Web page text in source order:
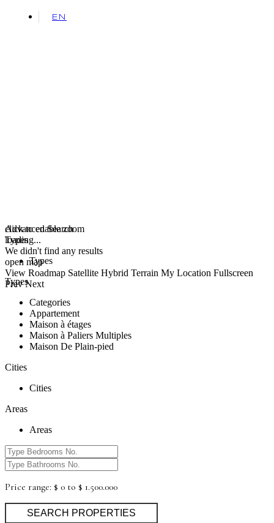
EN
click to enable zoom
loading...
We didn't find any results
open map
View Roadmap Satellite Hybrid Terrain My Location Fullscreen
Prev Next
Advanced Search
Types
Types
Types
Categories
Appartement
Maison à étages
Maison à Paliers Multiples
Maison De Plain-pied
Cities
Cities
Areas
Areas
Price range: $ 0 to $ 1.500.000